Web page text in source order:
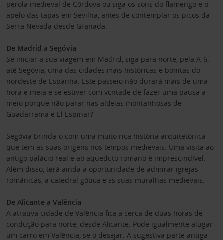
pérola medieval de Córdova ou siga os sons do flamengo e o
apelo das tapas em Sevilha, antes de contemplar os picos da
Serra Nevada desde Granada.
De Madrid a Segóvia
Se iniciar a sua viagem em Madrid, siga para norte, pela A-6,
até Segóvia, uma das cidades mais históricas e bonitas do
nordeste de Espanha. Este passeio não durará mais de uma
hora e meia e se estiver com vontade de fazer uma pausa a
meio porque não parar nas aldeias montanhosas de
Guadarrama e El Espinar?
Segóvia brinda-o com uma muito rica história arquitetónica
que tem as suas origens nos tempos medievais. Uma visita ao
antigo palácio real e ao aqueduto romano é imprescindível.
Além disso, terá ainda a oportunidade de admirar igrejas
românicas, a catedral gótica e as suas muralhas medievais.
De Alicante a Valência
A atrativa cidade de Valência fica a cerca de duas horas de
condução para norte, desde Alicante. Pode igualmente alugar
um carro em Valência, se o desejar. A sugestiva parte antiga